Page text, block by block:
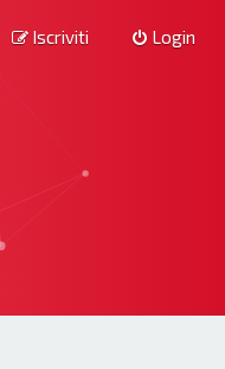
Login
Iscriviti